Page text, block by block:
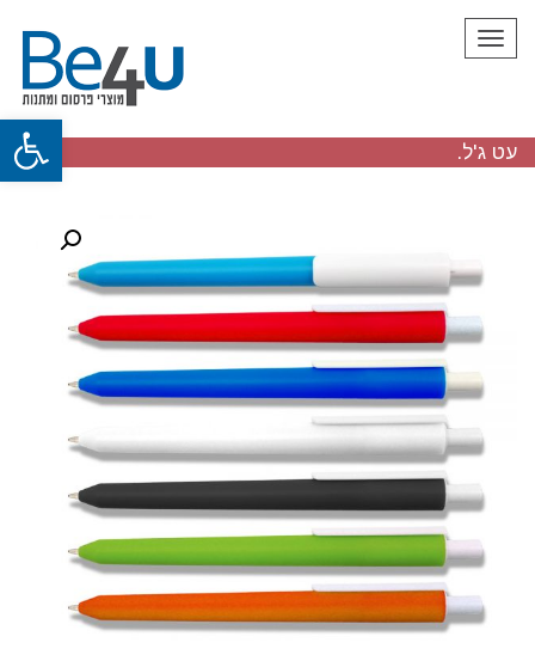
תפריט
עט ג'ל.